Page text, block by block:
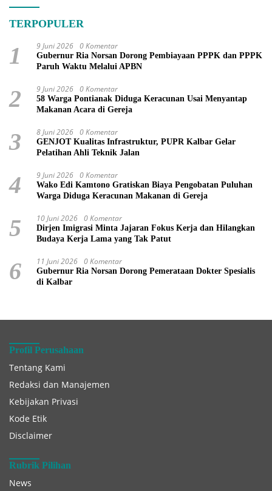
TERPOPULER
1 9 Juni 2026 0 Komentar
Gubernur Ria Norsan Dorong Pembiayaan PPPK dan PPPK
Paruh Waktu Melalui APBN
2 9 Juni 2026 0 Komentar
58 Warga Pontianak Diduga Keracunan Usai Menyantap
Makanan Acara di Gereja
3 8 Juni 2026 0 Komentar
GENJOT Kualitas Infrastruktur, PUPR Kalbar Gelar
Pelatihan Ahli Teknik Jalan
4 9 Juni 2026 0 Komentar
Wako Edi Kamtono Gratiskan Biaya Pengobatan Puluhan
Warga Diduga Keracunan Makanan di Gereja
5 10 Juni 2026 0 Komentar
Dirjen Imigrasi Minta Jajaran Fokus Kerja dan Hilangkan
Budaya Kerja Lama yang Tak Patut
6 11 Juni 2026 0 Komentar
Gubernur Ria Norsan Dorong Pemerataan Dokter Spesialis
di Kalbar
Profil Perusahaan
Tentang Kami
Redaksi dan Manajemen
Kebijakan Privasi
Kode Etik
Disclaimer
Rubrik Pilihan
News